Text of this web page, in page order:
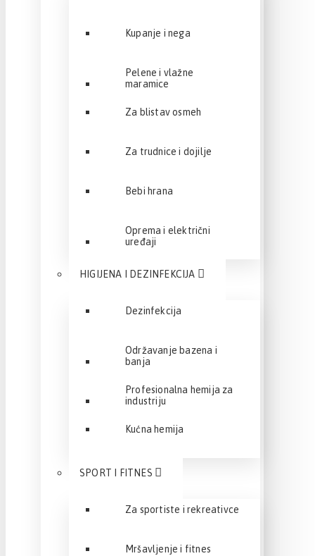
Kupanje i nega
Pelene i vlažne
maramice
Za blistav osmeh
Za trudnice i dojilje
Bebi hrana
Oprema i električni
uređaji
HIGIJENA I DEZINFEKCIJA
Dezinfekcija
Održavanje bazena i
banja
Profesionalna hemija za
industriju
Kućna hemija
SPORT I FITNES
Za sportiste i rekreativce
Mršavljenje i fitnes